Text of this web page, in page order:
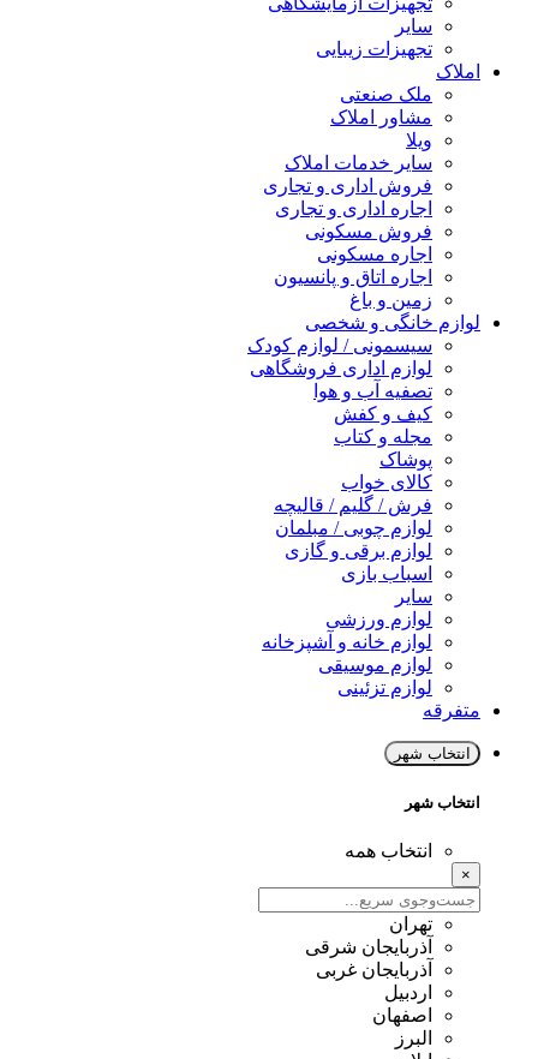
سایر
تجهیزات زیبایی
املاک
ملک صنعتی
مشاور املاک
ویلا
سایر خدمات املاک
فروش اداری و تجاری
اجاره اداری و تجاری
فروش مسکونی
اجاره مسکونی
اجاره اتاق و پانسیون
زمین و باغ
لوازم خانگی و شخصی
سیسمونی / لوازم کودک
لوازم اداری فروشگاهی
تصفیه آب و هوا
کیف و کفش
مجله و کتاب
پوشاک
کالای خواب
فرش / گلیم / قالیچه
لوازم چوبی / مبلمان
لوازم برقی و گازی
اسباب بازی
سایر
لوازم ورزشی
لوازم خانه و آشپزخانه
لوازم موسیقی
لوازم تزئینی
متفرقه
انتخاب شهر
انتخاب شهر
انتخاب همه
تهران
آذربایجان شرقی
آذربایجان غربی
اردبیل
اصفهان
البرز